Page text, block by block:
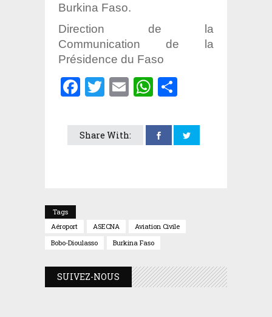
Burkina Faso.
Direction de la
Communication de la
Présidence du Faso
Facebook
Twitter
EmailWhatsApp
Share With:
Tags
Aéroport
ASECNA
Aviation Civile
Bobo-Dioulasso
Burkina Faso
SUIVEZ-NOUS